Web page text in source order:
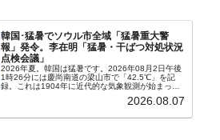
韓国･猛暑でソウル市全域「猛暑重大警
報」発令。李在明「猛暑・干ばつ対処状況
点検会議」
2026年夏。韓国は猛暑です。2026年08月2日午後
1時26分には慶尚南道の梁山市で「42.5℃」を記
録。これは1904年に近代的な気象観測が始まって
ウル市全域への「猛暑重大警報」が発令され...
2026.08.07